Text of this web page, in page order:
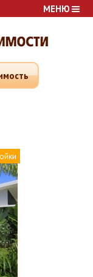
МЕНЮ